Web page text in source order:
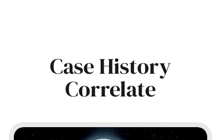
Case History
Correlate